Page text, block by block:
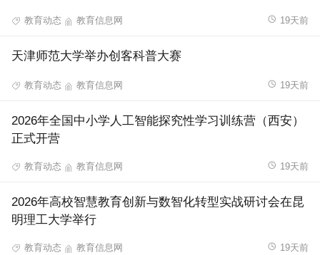
教育动态 教育信息网 19天前
天津师范大学举办创客科普大赛
教育动态 教育信息网 19天前
2026年全国中小学人工智能探究性学习训练营（西安）
正式开营
教育动态 教育信息网 19天前
2026年高校智慧教育创新与数智化转型实战研讨会在昆
明理工大学举行
教育动态 教育信息网 19天前